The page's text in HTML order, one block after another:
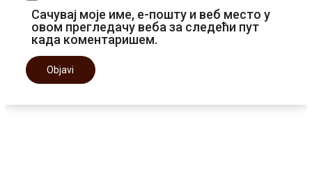
Сачувај моје име, е-пошту и веб место у
овом прегледачу веба за следећи пут
када коментаришем.